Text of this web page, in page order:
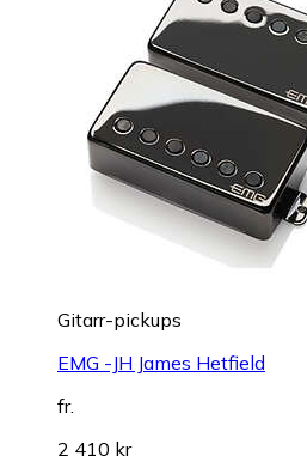
Gitarr-pickups
EMG -JH James Hetfield
fr.
2 410 kr